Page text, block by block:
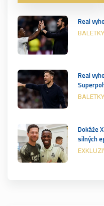
Real
BALETKY
Real
BALETKY
Dokáže
silných